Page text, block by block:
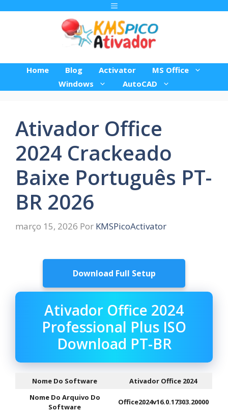
Menu
Home Blog Activator
MS Office
Windows
AutoCAD
Ativador Office
2024 Crackeado
Baixe Português PT-
BR 2026
março 15, 2026 Por KMSPicoActivator
Download Full Setup
Ativador Office 2024
Professional Plus ISO
Download PT-BR
Nome Do Software
Ativador Office 2024
Nome Do Arquivo Do
Software
Office2024v16.0.17303.20000